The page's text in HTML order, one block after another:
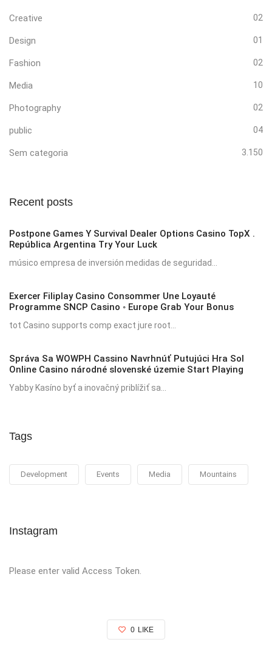
Creative 02
Design 01
Fashion 02
Media 10
Photography 02
public 04
Sem categoria 3.150
Recent posts
Postpone Games Y Survival Dealer Options Casino TopX .
República Argentina Try Your Luck
músico empresa de inversión medidas de seguridad...
Exercer Filiplay Casino Consommer Une Loyauté
Programme SNCP Casino ◦ Europe Grab Your Bonus
tot Casino supports comp exact jure root...
Správa Sa WOWPH Cassino Navrhnúť Putujúci Hra Sol
Online Casino národné slovenské územie Start Playing
Yabby Kasíno byť a inovačný priblížiť sa...
Tags
Development Events Media Mountains
Instagram
Please enter valid Access Token.
0 LIKE